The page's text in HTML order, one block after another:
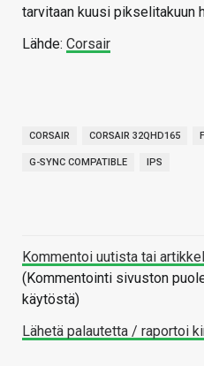
tarvitaan kuusi pikselitakuun
Lähde: Corsair
CORSAIR CORSAIR 32QHD165
G-SYNC COMPATIBLE IPS
Kommentoi uutista tai
(Kommentointi sivuston
käytöstä)
Lähetä palautetta / raportoi